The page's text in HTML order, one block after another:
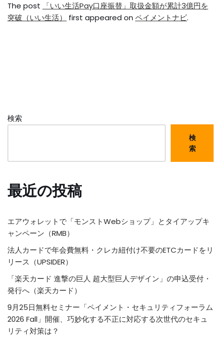
The post
「いい生活Pay口座振替」取扱金額が累計3億円を
突破（いい生活）
first appeared on ペイメントナビ.
検索
検
索
最近の投稿
エアウォレットで「モンストWebショップ」とタイアップキ
ャンペーン（RMB）
法人カードで年会費無料・クレカ紐付け不要のETCカードをリ
リース（UPSIDER）
「楽天カード 進撃の巨人 超大型巨人デザイン」の申込受付・
発行へ（楽天カード）
9月25日無料セミナー「ペイメント・セキュリティフォーラム
2026 Fall」開催、巧妙化する不正に対応する次世代のセキュ
リティ対策は？